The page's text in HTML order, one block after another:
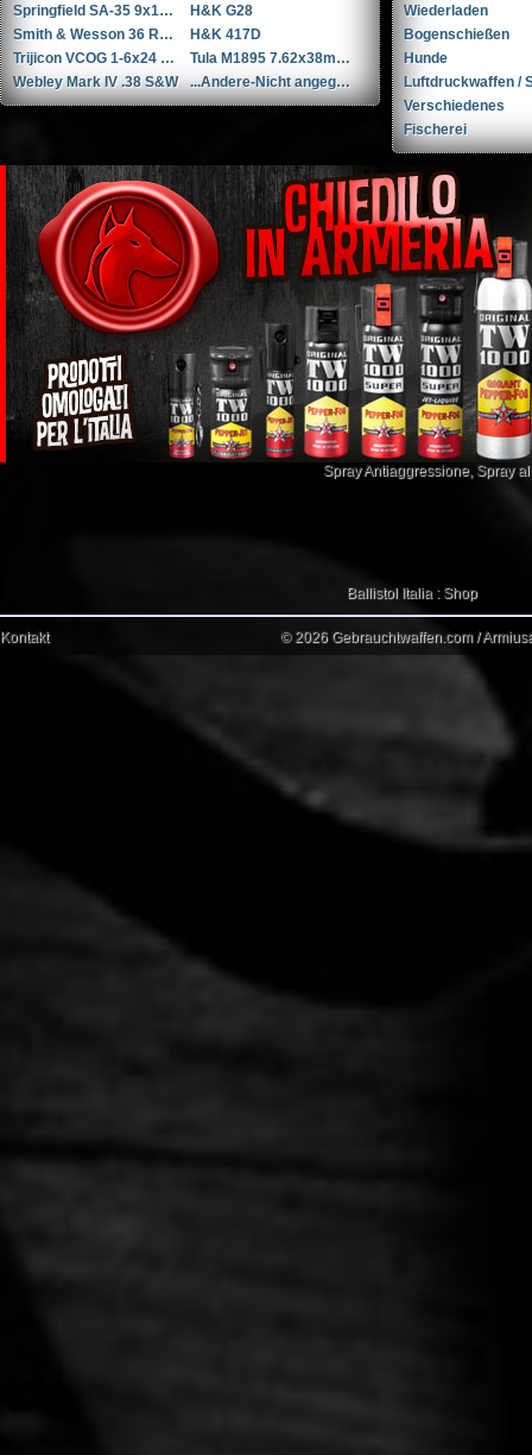
Springfield SA-35 9x19mm Parabellum/Luger/NATO
H&K G28
Smith & Wesson 36 RB .38 Spl.
H&K 417D
Trijicon VCOG 1-6x24 LED-Zielfernrohr mit Absehen für .223 Remington / 77 gr.
Tula M1895 7.62x38mmR / 7.62x38mm Nagant
Webley Mark IV .38 S&W
...Andere-Nicht angegeben W+F Raketenpistole 1917/1934 kal. 34mm ...Andere/Nicht angegeben
Wiederladen
Bogenschießen
Hunde
Luftdruckwaffen /
Verschiedenes
Fischerei
Spray Antiaggressione, Spray
Ballistol Italia : Shop
Kontakt © 2026 Gebrauchtwaffen.com /